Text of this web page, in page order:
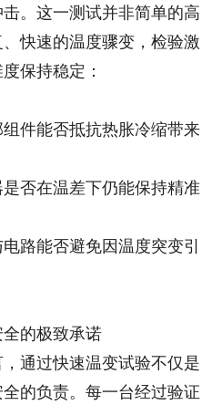
。这一测试并非简单的高
快速的温度骤变，检验激
保持稳定：
件能否抵抗热胀冷缩带来
否在温差下仍能保持精准
路能否避免因温度突变引
的极致承诺
通过快速温变试验不仅是
的负责。每一台经过验证